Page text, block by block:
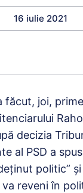
16 iulie 2021
făcut, joi,
decizia
al PSD a
politic”
reveni în